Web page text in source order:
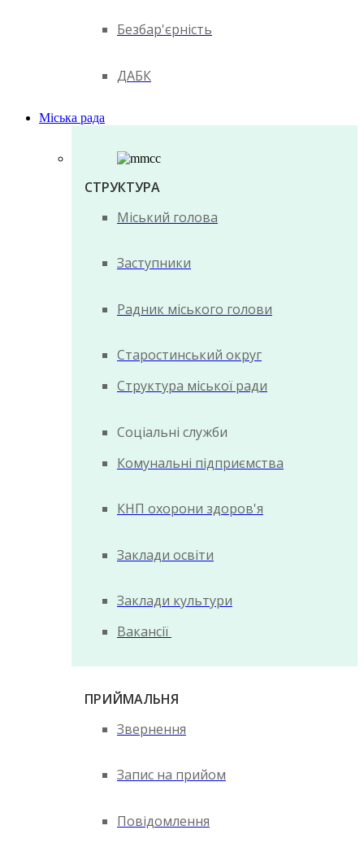
Безбар'єрність
ДАБК
Міська рада
СТРУКТУРА
Міський голова
Заступники
Радник міського голови
Старостинський округ
Структура міської ради
Соціальні служби
Комунальні підприємства
КНП охорони здоров'я
Заклади освіти
Заклади культури
Вакансії
ПРИЙМАЛЬНЯ
Звернення
Запис на прийом
Повідомлення